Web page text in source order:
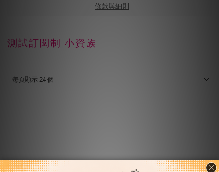
條款與細則
測試訂閱制 小資族
每頁顯示 24 個